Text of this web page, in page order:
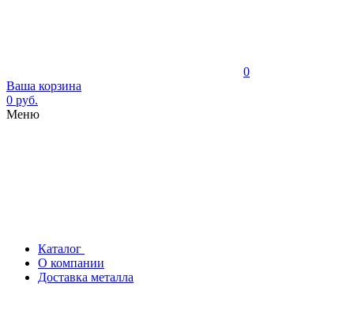
0
Ваша корзина
0 руб.
Меню
Каталог
О компании
Доставка металла